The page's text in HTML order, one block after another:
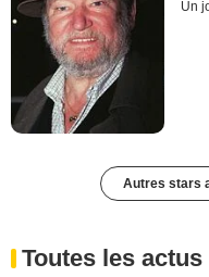
Un
Autres stars
Toutes les